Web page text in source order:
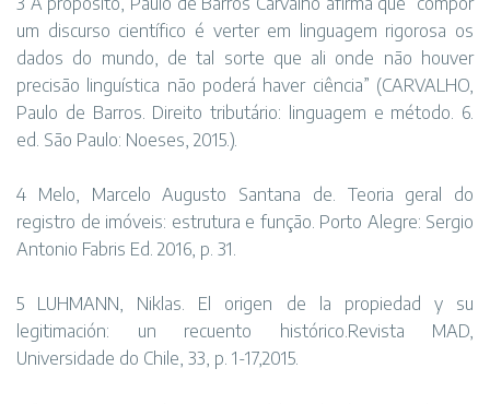
um discurso científico é verter em linguagem rigorosa os
dados do mundo, de tal sorte que ali onde não houver
precisão linguística não poderá haver ciência” (CARVALHO,
Paulo de Barros. Direito tributário: linguagem e método. 6.
ed. São Paulo: Noeses, 2015.).
4 Melo, Marcelo Augusto Santana de. Teoria geral do
registro de imóveis: estrutura e função. Porto Alegre: Sergio
Antonio Fabris Ed. 2016, p. 31.
5 LUHMANN, Niklas. El origen de la propiedad y su
legitimación: un recuento histórico.Revista MAD,
Universidade do Chile, 33, p. 1-17,2015.